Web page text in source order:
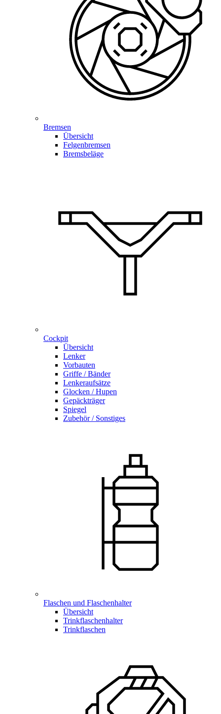
Bremsen
Übersicht
Felgenbremsen
Bremsbeläge
Cockpit
Übersicht
Lenker
Vorbauten
Griffe / Bänder
Lenkeraufsätze
Glocken / Hupen
Gepäckträger
Spiegel
Zubehör / Sonstiges
Flaschen und Flaschenhalter
Übersicht
Trinkflaschenhalter
Trinkflaschen